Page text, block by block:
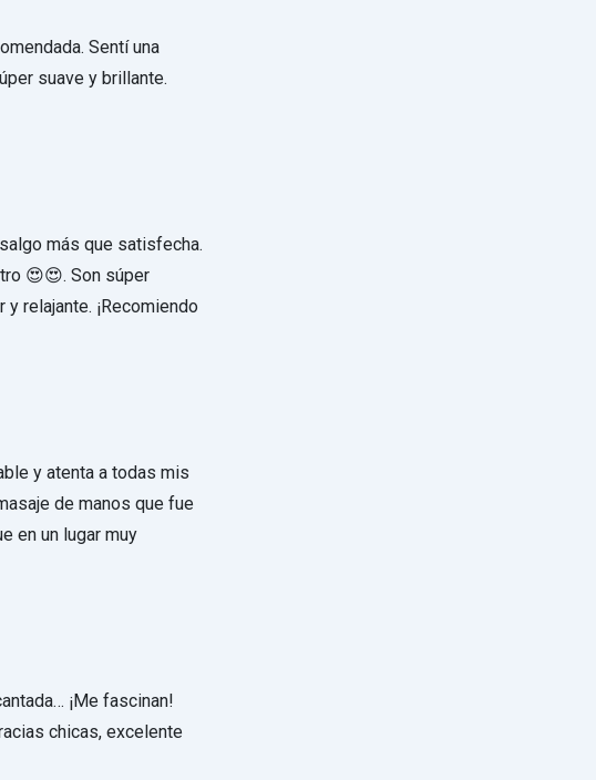
Sentí una
suave y brillante.
más que satisfecha.
😍😍. Son súper
relajante. ¡Recomiendo
y atenta a todas mis
de manos que fue
en un lugar muy
¡Me fascinan!
chicas, excelente